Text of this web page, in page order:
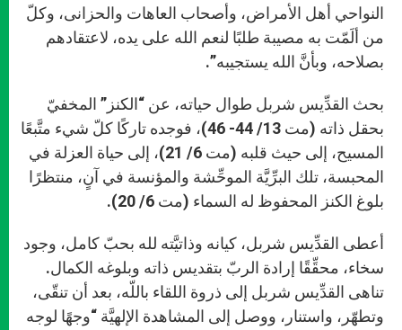
النواحي أهل الأمراض، وأصحاب العاهات والحزانى، وكلّ
من ألَمّت به مصيبة طلبًا لنعم الله على يده، لاعتقادهم
بصلاحه، وبأنَّ الله يستجيبه”.
بحث القدِّيس شربل طوال حياته، عن “الكنز” المخفيّ
بحقل ذاته (مت 13/ 44- 46)، فوجده تاركًا كلّ شيء متَّبعًا
المسيح، إلى حيث قلبه (مت 6/ 21)، إلى حياة العزلة في
المحبسة، تلك البرِّيَّة الموحِّشة والمؤنسة في آنٍ، منتظرًا
بلوغ الكنز المحفوظ له السماء (مت 6/ 20).
أعطى القدِّيس شربل، كيانه وذاتيَّته لله بحبّ كامل، وجود
سخاء، محقِّقًا إرادة الربّ بتقديس ذاته وبلوغه الكمال.
تناهى القدِّيس شربل إلى ذروة اللقاء باللّه، بعد أن تنقّى،
وتطهّر، واستنار، ووصل إلى المشاهدة الإلهيَّة “وجهًا لوجه